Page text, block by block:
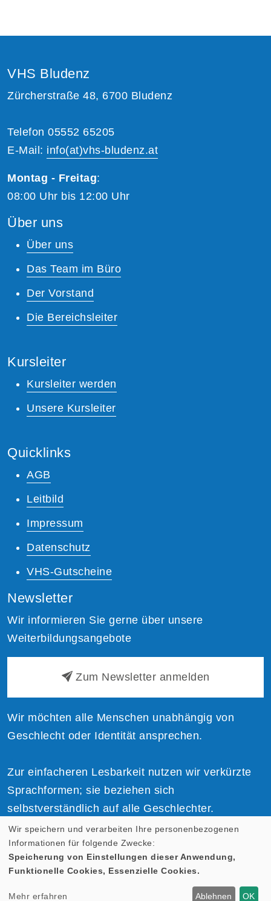
VHS Bludenz
Zürcherstraße 48, 6700 Bludenz
Telefon 05552 65205
E-Mail: info(at)vhs-bludenz.at
Montag - Freitag:
08:00 Uhr bis 12:00 Uhr
Über uns
Über uns
Das Team im Büro
Der Vorstand
Die Bereichsleiter
Kursleiter
Kursleiter werden
Unsere Kursleiter
Quicklinks
AGB
Leitbild
Impressum
Datenschutz
VHS-Gutscheine
Newsletter
Wir informieren Sie gerne über unsere
Weiterbildungsangebote
Zum Newsletter anmelden
Wir möchten alle Menschen unabhängig von
Geschlecht oder Identität ansprechen.
Zur einfacheren Lesbarkeit nutzen wir verkürzte
Sprachformen; sie beziehen sich
selbstverständlich auf alle Geschlechter.
Cookie Einstellungen
Wir speichern und verarbeiten Ihre personenbezogenen
Informationen für folgende Zwecke:
Speicherung von Einstellungen dieser Anwendung,
Funktionelle Cookies, Essenzielle Cookies.
Mehr erfahren Ablehnen OK